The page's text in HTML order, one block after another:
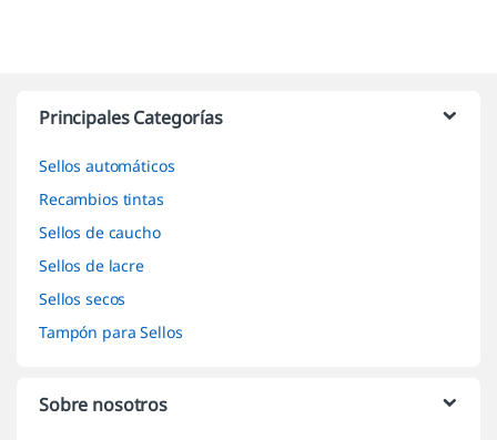
Principales Categorías
Sellos automáticos
Recambios tintas
Sellos de caucho
Sellos de lacre
Sellos secos
Tampón para Sellos
Sobre nosotros